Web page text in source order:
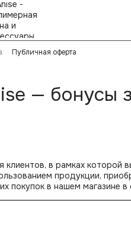
Публичная оферта
— бонусы
в рамках которой
продукции,
в нашем магазине